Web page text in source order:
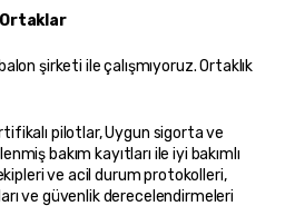
şirketi ile çalışmıyoruz. Ortaklık
pilotlar, Uygun sigorta ve
bakım kayıtları ile iyi bakımlı
ve acil durum protokolleri,
ve güvenlik derecelendirmeleri